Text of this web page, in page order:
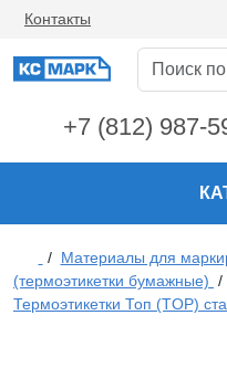
Контакты
+7 (812) 987-
/ Материалы для
(термоэтикетки бумажные) /
Термоэтикетки Топ (TOP)